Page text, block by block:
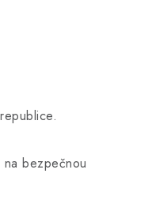
bezpečnou